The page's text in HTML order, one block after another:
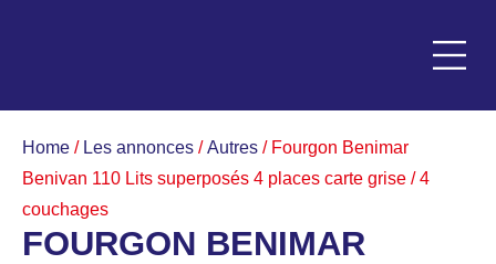
FOURGON BENIMAR
Home / Les annonces /Autres / Fourgon Benimar
Benivan 110 Lits superposés 4 places carte grise / 4
couchages